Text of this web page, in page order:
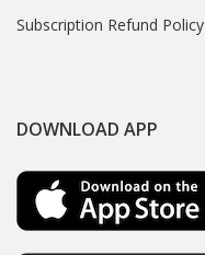
Subscription Refund Policy
DOWNLOAD APP